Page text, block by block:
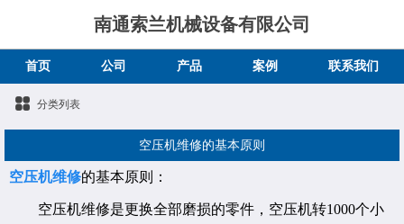
南通索兰机械设备有限公司
首页 公司 产品 案例 联系我们
分类列表
空压机维修的基本原则
空压机维修的基本原则：
空压机维修是更换全部磨损的零件，空压机转1000个小